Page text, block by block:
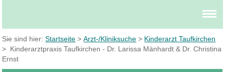
Sie sind hier:Startseite >Arzt-/Kliniksuche > Kinderarzt Taufkirchen
> Kinderarztpraxis Taufkirchen - Dr. Larissa Mänhardt & Dr. Christina
Ernst